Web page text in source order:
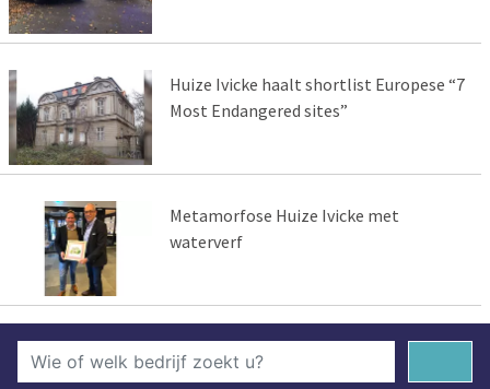
Huize Ivicke haalt shortlist Europese “7
Most Endangered sites”
Metamorfose Huize Ivicke met
waterverf